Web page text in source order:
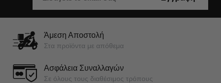
Άμεση Αποστολή
Στα προϊόντα με απόθεμα
Ασφάλεια Συναλλαγών
Σε όλους τους διαθέσιμος τρόπους